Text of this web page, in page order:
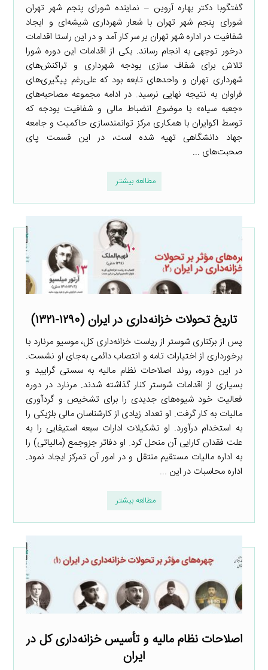
گفتگوبا دکتر بهاره آروین – نماینده شورای پنجم شهر تهران
شورای پنجم شهر تهران با شعار شهرداری شیشه‌ای و ایجاد
شفافیت در اداره شهر تهران بر سر کار آمد و در این راستا اقدامات
درخور توجهی به انجام رساند. یکی از اقدامات این دوره شورا
تلاش برای شفاف سازی بودجه شهرداری و تراکنش‌های
شهرداری تهران و واحدهای تابعه بود که علی‌رغم پیگیری‌های
فراوان به نتیجه نهایی نرسید. در ادامه مجموعه مصاحبه‌های
«جعبه سیاه» با موضوع انضباط مالی و شفافیت بودجه که
توسط اکوایران با همکاری مرکز توانمندسازی حاکمیت و جامعه
جهاد دانشگاهی تهیه شده است، در این قسمت پای
صحبت‌های ...
مطالعه بیشتر
تاریخ تحولات خزانه‌داری در ایران (۱۲۹۰-۱۳۲۱)
پس از برکناری شوستر از ریاست خزانه‌داری کل، موسیو مرنارد با
برخورداری از اختیارات تامه و انتصاب دائمی به‌جای او نشست.
در این دوره، روند اصلاحات نظام مالیه به سستی گرایید و
بسیاری از اقدامات شوستر کنار گذاشته شدند. مرنارد در دوره
فعالیت خود شیوه‌های جدیدی را برای تشخیص و گردآوری
مالیات به کار گرفت. او تعداد زیادی از کارشناسان مالی بلژیکی را
به استخدام درآورد. او تشکیلات ادارات سبعه استیفایی را به
علت فقدان کارایی آن منحل کرد. او دفاتر جزوجمع (مالیاتی) را
به اداره مالیات مستقیم منتقل و در امور آن تمرکز ایجاد نمود.
اداره محاسبات در این ...
مطالعه بیشتر
اصلاحات نظام مالیه و تأسیس خزانه‌داری کل در
ایران